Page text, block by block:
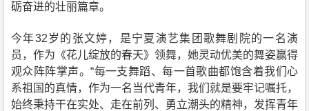
砺奋进的壮丽篇章。
今年32岁的张文婷，是宁夏演艺集团歌舞剧院的一名演
员，作为《花儿绽放的春天》领舞，她灵动优美的舞姿赢得
观众阵阵掌声。“每一支舞蹈、每一首歌曲都饱含着我们心
系祖国的真情，作为一名当代青年，我们就是要牢记嘱托，
始终秉持干在实处、走在前列、勇立潮头的精神，发挥青年